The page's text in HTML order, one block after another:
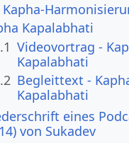
Kapalabhati
Videovortrag -
Kapalabhati
Begleittext -
Kapalabhati
eines
von Sukadev